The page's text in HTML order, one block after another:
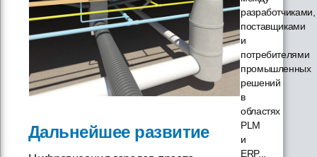
Дальнейшее развитие
разработчиками,
поставщиками
и
потребителями
промышленных
решений
в
областях
PLM
и
ERP...